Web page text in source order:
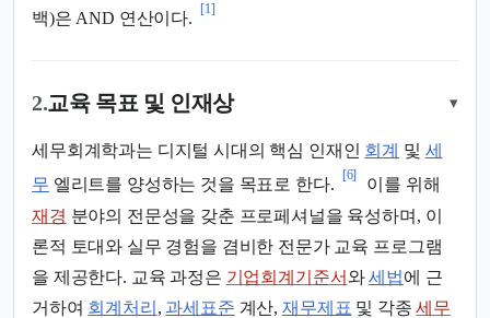
백)은 AND 연산이다.
[1]
2.교육 목표 및 인재상 ▾
세무회계학과는 디지털 시대의 핵심 인재인 회계 및 세
무 엘리트를 양성하는 것을 목표로 한다.
[6]
이를 위해
재경 분야의 전문성을 갖춘 프로페셔널을 육성하며, 이
론적 토대와 실무 경험을 겸비한 전문가 교육 프로그램
을 제공한다. 교육 과정은 기업회계기준서 와세법에 근
거하여 회계처리 , 과세표준 계산,재무제표 및 각종세무